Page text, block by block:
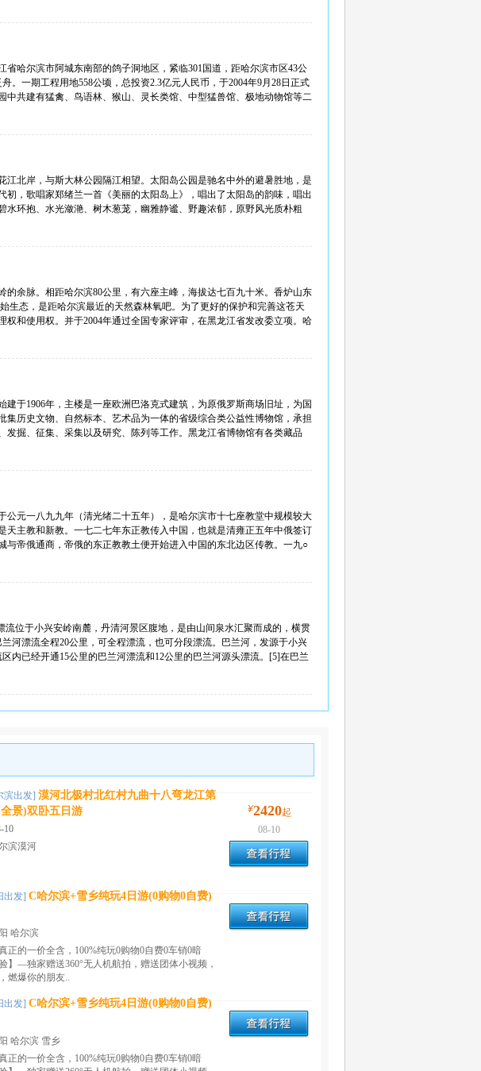
哈尔滨市阿城东南部的鸽子洞地区，紧临301国道，距哈尔滨市区43公
。一期工程用地558公顷，总投资2.3亿元人民币，于2004年9月28日正式
共建有猛禽、鸟语林、猴山、灵长类馆、中型猛兽馆、极地动物馆等二
北岸，与斯大林公园隔江相望。太阳岛公园是驰名中外的避暑胜地，是
，歌唱家郑绪兰一首《美丽的太阳岛上》，唱出了太阳岛的韵味，唱出
环抱、水光潋滟、树木葱茏，幽雅静谧、野趣浓郁，原野风光质朴粗
余脉。相距哈尔滨80公里，有六座主峰，海拔达七百九十米。香炉山东
生态，是距哈尔滨最近的天然森林氧吧。为了更好的保护和完善这苍天
和使用权。并于2004年通过全国专家评审，在黑龙江省发改委立项。哈
于1906年，主楼是一座欧洲巴洛克式建筑，为原俄罗斯商场旧址，为国
历史文物、自然标本、艺术品为一体的省级综合类公益性博物馆，承担
掘、征集、采集以及研究、陈列等工作。黑龙江省博物馆有各类藏品
元一八九九年（清光绪二十五年），是哈尔滨市十七座教堂中规模较大
主教和新教。一七二七年东正教传入中国，也就是清雍正五年中俄签订
与帝俄通商，帝俄的东正教教土便开始进入中国的东北边区传教。一九○
位于小兴安岭南麓，丹清河景区腹地，是由山间泉水汇聚而成的，横贯
河漂流全程20公里，可全程漂流，也可分段漂流。巴兰河，发源于小兴
内已经开通15公里的巴兰河漂流和12公里的巴兰河源头漂流。[5]在巴兰
滨出发] 漠河北极村北红村九曲十八弯龙江第
景)双卧五日游
10
滨漠河
¥2420起
08-10
出发] C哈尔滨+雪乡纯玩4日游(0购物0自费)
哈尔滨
真正的一价全含，100%纯玩0购物0自费0车销0暗
】—独家赠送360°无人机航拍，赠送团体小视频，
燃爆你的朋友..
出发] C哈尔滨+雪乡纯玩4日游(0购物0自费)
哈尔滨 雪乡
真正的一价全含，100%纯玩0购物0自费0车销0暗